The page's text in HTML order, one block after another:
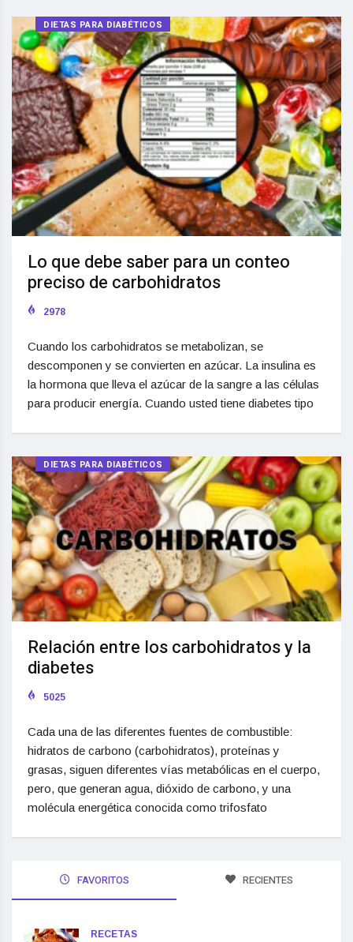
DIETAS PARA DIABÉTICOS
Lo que debe saber para un conteo
preciso de carbohidratos
2978
Cuando los carbohidratos se metabolizan, se
descomponen y se convierten en azúcar. La insulina es
la hormona que lleva el azúcar de la sangre a las células
para producir energía. Cuando usted tiene diabetes tipo
DIETAS PARA DIABÉTICOS
Relación entre los carbohidratos y la
diabetes
5025
Cada una de las diferentes fuentes de combustible:
hidratos de carbono (carbohidratos), proteínas y
grasas, siguen diferentes vías metabólicas en el cuerpo,
pero, que generan agua, dióxido de carbono, y una
molécula energética conocida como trifosfato
FAVORITOS RECIENTES
RECETAS